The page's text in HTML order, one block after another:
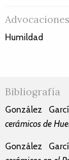
Advocaciones
Humildad
Bibliografía
González
cerámicos de
González